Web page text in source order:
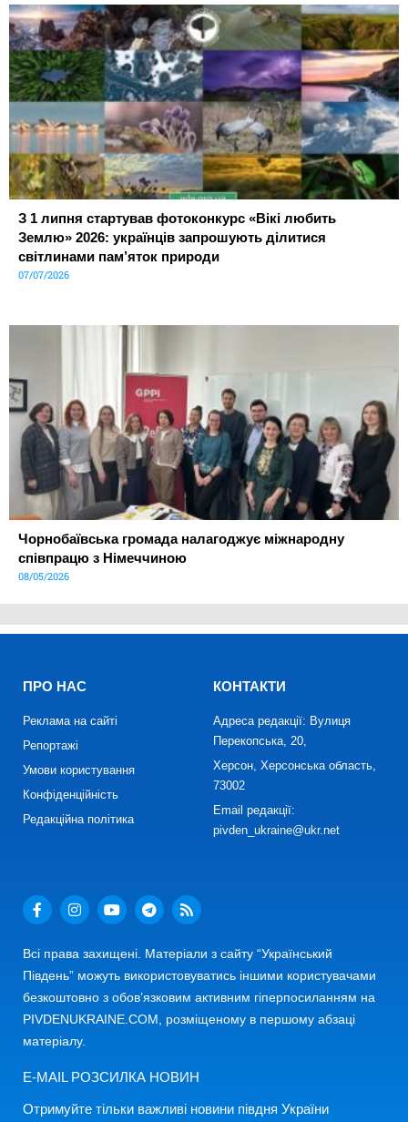
З 1 липня стартував фотоконкурс «Вікі любить
Землю» 2026: українців запрошують ділитися
світлинами пам’яток природи
07/07/2026
Чорнобаївська громада налагоджує міжнародну
співпрацю з Німеччиною
08/05/2026
ПРО НАС
Реклама на сайті
Репортажі
Умови користування
Конфіденційність
Редакційна політика
КОНТАКТИ
Адреса редакції: Вулиця
Перекопська, 20,
Херсон, Херсонська область,
73002
Email редакції:
pivden_ukraine@ukr.net
Всі права захищені. Матеріали з сайту “Український
Південь” можуть використовуватись іншими користувачами
безкоштовно з обов’язковим активним гіперпосиланням на
PIVDENUKRAINE.COM, розміщеному в першому абзаці
матеріалу.
E-MAIL РОЗСИЛКА НОВИН
Отримуйте тільки важливі новини півдня України